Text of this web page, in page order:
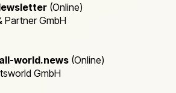
(Online)
Partner GmbH
world.news (Online)
GmbH